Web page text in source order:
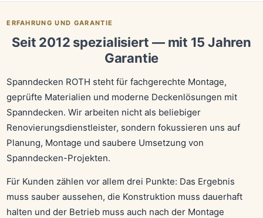
ERFAHRUNG UND GARANTIE
Seit 2012 spezialisiert — mit 15 Jahren
Garantie
Spanndecken ROTH steht für fachgerechte Montage,
geprüfte Materialien und moderne Deckenlösungen mit
Spanndecken. Wir arbeiten nicht als beliebiger
Renovierungsdienstleister, sondern fokussieren uns auf
Planung, Montage und saubere Umsetzung von
Spanndecken-Projekten.
Für Kunden zählen vor allem drei Punkte: Das Ergebnis
muss sauber aussehen, die Konstruktion muss dauerhaft
halten und der Betrieb muss auch nach der Montage